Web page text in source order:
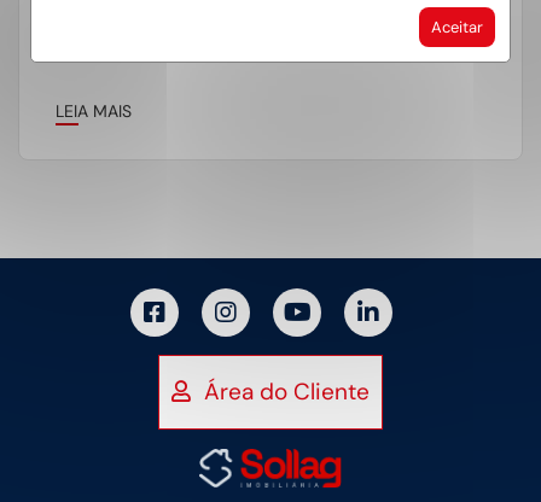
Aceitar
LEIA MAIS
Área do Cliente